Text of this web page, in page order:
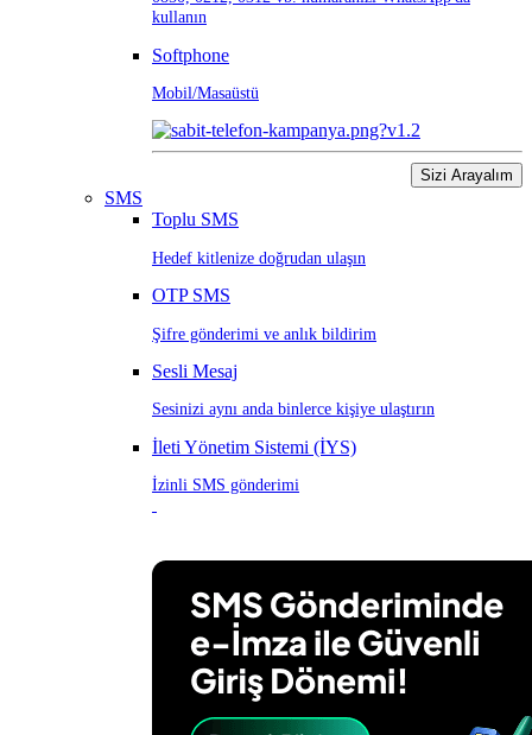
kullanın
Softphone
Mobil/Masaüstü
Sizi Arayalım
SMS
Toplu SMS
Hedef kitlenize doğrudan ulaşın
OTP SMS
Şifre gönderimi ve anlık bildirim
Sesli Mesaj
Sesinizi aynı anda binlerce kişiye ulaştırın
İleti Yönetim Sistemi (İYS)
İzinli SMS gönderimi